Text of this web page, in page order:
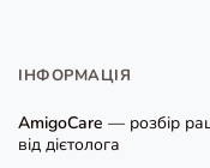
ІНФОРМАЦІЯ
AmigoCare — розбір
від дієтолога